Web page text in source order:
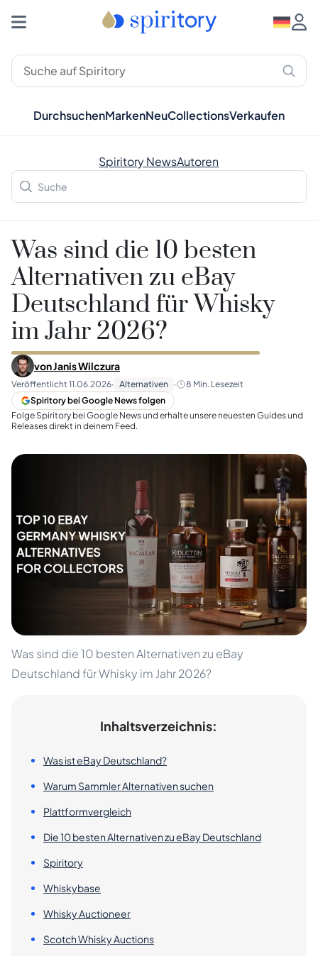
DurchsuchenMarkenNeuCollectionsVerkaufen
Spiritory NewsAutoren
Was sind die 10 besten
Alternativen zu eBay
Deutschland für Whisky
im Jahr 2026?
vonJanis Wilczura
Veröffentlicht 11.06.2026· Alternativen · 8 Min. Lesezeit
Spiritory bei Google News folgen
Folge Spiritory bei Google News und erhalte unsere neuesten Guides und
Releases direkt in deinem Feed.
Was sind die 10 besten Alternativen zu eBay
Deutschland für Whisky im Jahr 2026?
Inhaltsverzeichnis:
Was ist eBay Deutschland?
Warum Sammler Alternativen suchen
Plattformvergleich
Die 10 besten Alternativen zu eBay Deutschland
Spiritory
Whiskybase
Whisky Auctioneer
Scotch Whisky Auctions